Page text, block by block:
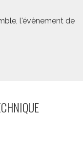
l'évènement de